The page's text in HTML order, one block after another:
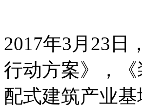
2017年3月23日
行动方案》，
配式建筑产业